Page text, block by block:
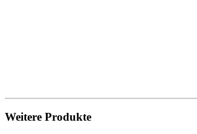
Weitere Produkte